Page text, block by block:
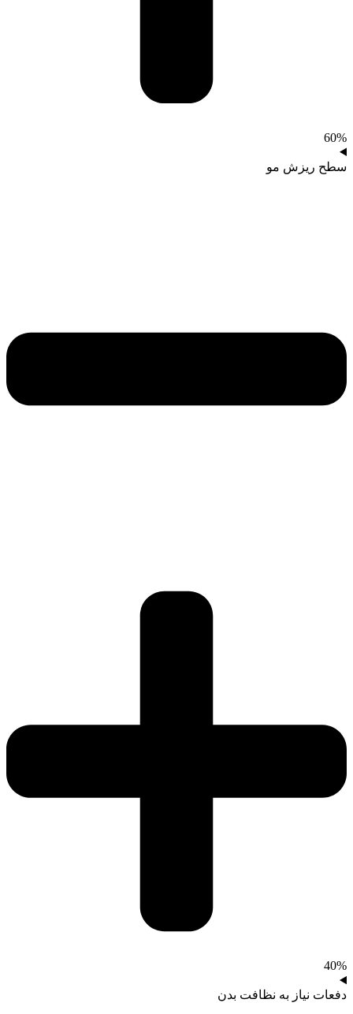
60%
سطح ریزش مو
40%
دفعات نیاز به نظافت بدن